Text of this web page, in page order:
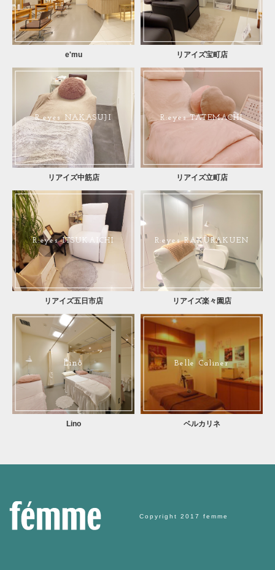
e'mu リアイズ宝町店
R:eyes NAKASUJI
リアイズ中筋店
R:eyes TATEMACHI
リアイズ立町店
R:eyes ITSUKAICHI
リアイズ五日市店
R:eyes RAKURAKUEN
リアイズ楽々園店
Lino
Lino
Belle Caliner
ベルカリネ
Copyright 2017 femme